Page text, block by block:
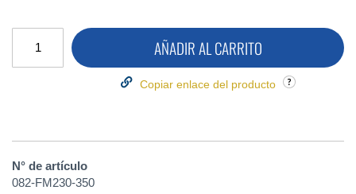
AÑADIR AL CARRITO
Copiar enlace del producto
N° de artículo
082-FM230-350